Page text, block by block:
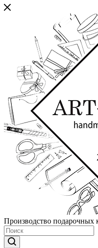
Производство подарочных